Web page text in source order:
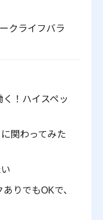
クライフバラ
！ハイスペッ
関わってみた
りでもOKで、